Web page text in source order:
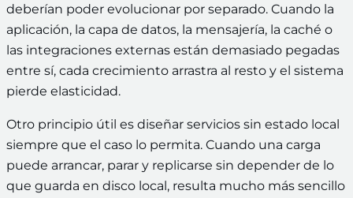
deberían poder evolucionar por separado. Cuando la
aplicación, la capa de datos, la mensajería, la caché o
las integraciones externas están demasiado pegadas
entre sí, cada crecimiento arrastra al resto y el sistema
pierde elasticidad.
Otro principio útil es diseñar servicios sin estado local
siempre que el caso lo permita. Cuando una carga
puede arrancar, parar y replicarse sin depender de lo
que guarda en disco local, resulta mucho más sencillo